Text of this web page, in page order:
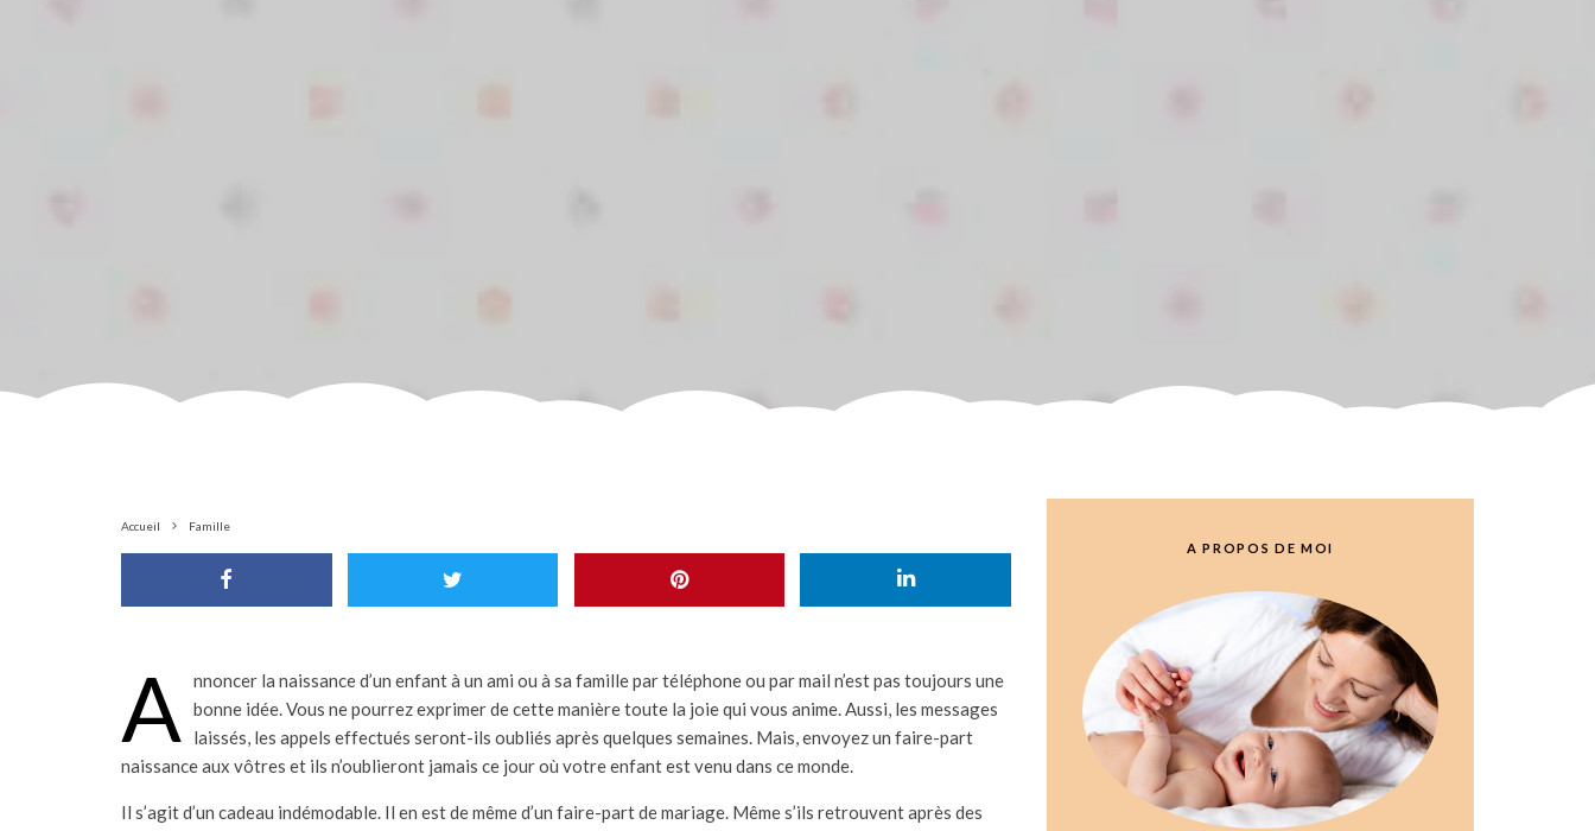
Accueil Famille
A
nnoncer la naissance d’un enfant à un ami ou à sa famille par téléphone ou par mail n’est pas toujours une
bonne idée. Vous ne pourrez exprimer de cette manière toute la joie qui vous anime. Aussi, les messages
laissés, les appels effectués seront-ils oubliés après quelques semaines. Mais, envoyez un faire-part
naissance aux vôtres et ils n’oublieront jamais ce jour où votre enfant est venu dans ce monde.
Il s’agit d’un cadeau indémodable. Il en est de même d’un faire-part de mariage. Même s’ils retrouvent après des
A PROPOS DE MOI